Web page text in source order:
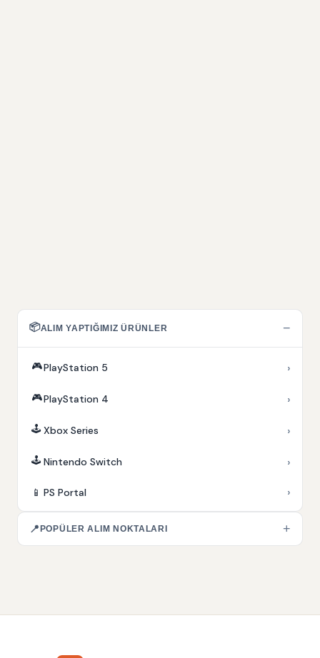
📦ALIM YAPTIĞIMIZ ÜRÜNLER −
🎮PlayStation 5 ›
🎮PlayStation 4 ›
🕹️ Xbox Series ›
🕹️ Nintendo Switch ›
📱 PS Portal ›
📍 POPÜLER ALIM NOKTALARI +